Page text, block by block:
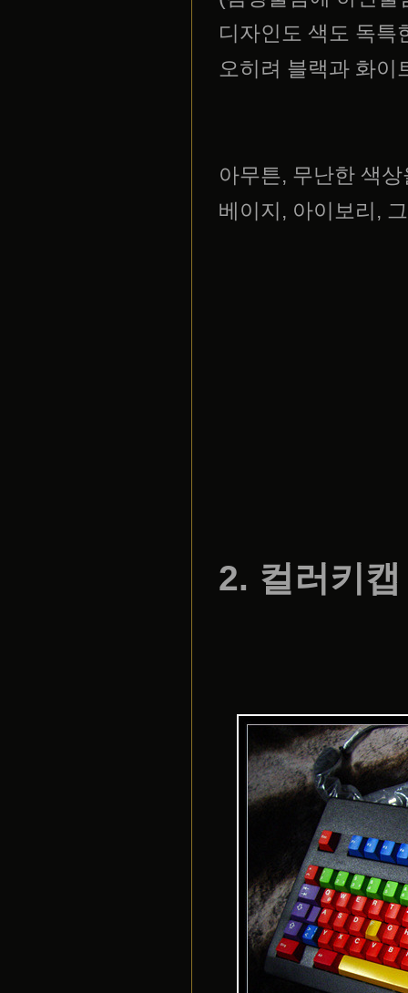
디자인도 색도 독특
오히려 블랙과 화이
아무튼, 무난한 색
베이지, 아이보리,
2. 컬러키캡